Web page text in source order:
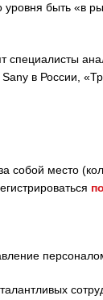
быть «в
в России,
собой место